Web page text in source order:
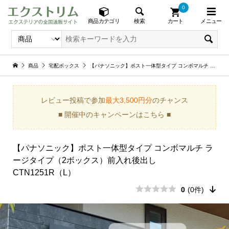
商品カテゴリ 検索 カート
0
メニュー
商品 宅配ボックス 【パナソニック】ポスト一体型タイプ コンボマルチ ラージタイプ（2ボックス）前入れ後出し CTN1251R（L）
レビュー投稿で参加最大3,500円分のチャンス
■ 開催中のキャンペーンはこちら ■
【パナソニック】ポスト一体型タイプ コンボマルチ ラ
ージタイプ（2ボックス）前入れ後出し
CTN1251R（L）
0 (0件)